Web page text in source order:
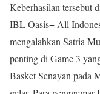
Keberhasilan tersebut
IBL Oasis+ All
mengalahkan Satria
penting di Game 3
Basket Senayan pada